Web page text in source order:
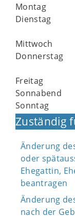
Montag
Dienstag
Mittwoch
Donnerstag
Freitag
Sonnabend
Sonntag
Zuständig
Änderung
oder
Ehegattin,
beantragen
Änderung
nach der